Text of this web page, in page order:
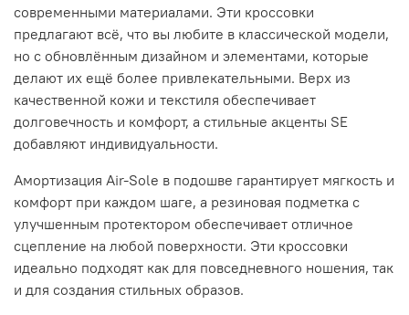
современными материалами. Эти кроссовки
предлагают всё, что вы любите в классической модели,
но с обновлённым дизайном и элементами, которые
делают их ещё более привлекательными. Верх из
качественной кожи и текстиля обеспечивает
долговечность и комфорт, а стильные акценты SE
добавляют индивидуальности.
Амортизация Air-Sole в подошве гарантирует мягкость и
комфорт при каждом шаге, а резиновая подметка с
улучшенным протектором обеспечивает отличное
сцепление на любой поверхности. Эти кроссовки
идеально подходят как для повседневного ношения, так
и для создания стильных образов.